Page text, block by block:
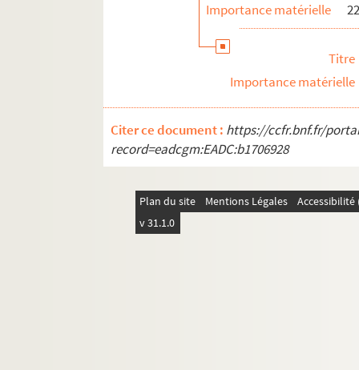
Importance matérielle
Titre
Importance matérielle
Citer ce document : https://ccfr.bnf.fr/
record=eadcgm:EADC:b1706928
Plan du site Mentions Légales
v 31.1.0